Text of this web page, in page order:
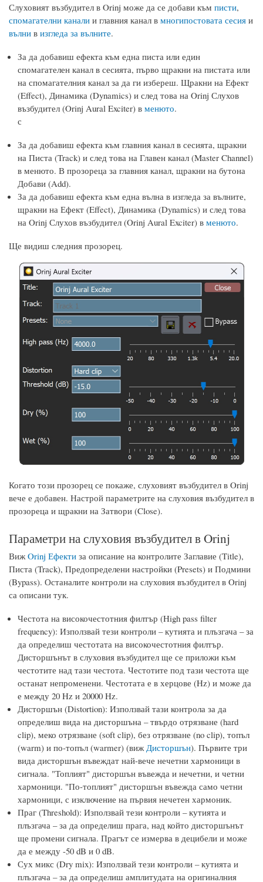
Слуховият възбудител в Orinj може да се добави към писти,
спомагателни канали и главния канал в многипостовата сесия и
вълни в изгледа за вълните.
За да добавиш ефекта към една писта или един
спомагателен канал в сесията, първо щракни на пистата или
на спомагателния канал за да ги избереш. Щракни на Ефект
(Effect), Динамика (Dynamics) и след това на Orinj Слухов
възбудител (Orinj Aural Exciter) в менюто.
с
За да добавиш ефекта към главния канал в сесията, щракни
на Писта (Track) и след това на Главен канал (Master Channel)
в менюто. В прозореца за главния канал, щракни на бутона
Добави (Add).
За да добавиш ефекта към една вълна в изгледа за вълните,
щракни на Ефект (Effect), Динамика (Dynamics) и след това
на Orinj Слухов възбудител (Orinj Aural Exciter) в менюто.
Ще видиш следния прозорец.
Когато този прозорец се покаже, слуховият възбудител в Orinj
вече е добавен. Настрой параметрите на слуховия възбудител в
прозореца и щракни на Затвори (Close).
Параметри на слуховия възбудител в Orinj
ВижOrinj Ефекти за описание на контролите Заглавие (Title),
Писта (Track), Предопределени настройки (Presets) и Подмини
(Bypass). Останалите контроли на слуховия възбудител в Orinj
са описани тук.
Честота на високочестотния филтър (High pass filter
frequency): Използвай тези контроли – кутията и плъзгача – за
да определиш честотата на високочестотния филтър.
Дисторшънът в слуховия възбудител ще се приложи към
честотите над тази честота. Честотите под тази честота ще
останат непроменени. Честотата е в херцове (Hz) и може да
е между 20 Hz и 20000 Hz.
Дисторшън (Distortion): Използвай тази контрола за да
определиш вида на дисторшъна – твърдо отрязване (hard
clip), меко отрязване (soft clip), без отрязване (no clip), топъл
(warm) и по-топъл (warmer) (вижДисторшън). Първите три
вида дисторшън въвеждат най-вече нечетни хармоници в
сигнала. "Топлият" дисторшън въвежда и нечетни, и четни
хармоници. "По-топлият" дисторшън въвежда само четни
хармоници, с изключение на първия нечетен хармоник.
Праг (Threshold): Използвай тези контроли – кутията и
плъзгача – за да определиш прага, над който дисторшънът
ще промени сигнала. Прагът се измерва в децибели и може
да е между -50 dB и 0 dB.
Сух микс (Dry mix): Използвай тези контроли – кутията и
плъзгача – за да определиш амплитудата на оригиналния